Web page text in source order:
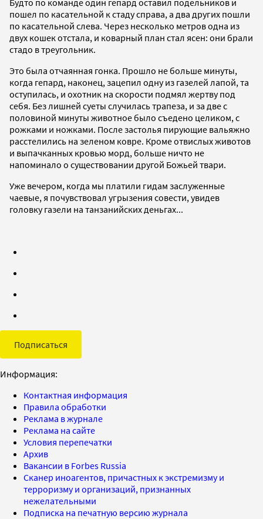
пошел по касательной к стаду справа, а два других пошли
по касательной слева. Через несколько метров одна из
двух кошек отстала, и коварный план стал ясен: они брали
стадо в треугольник.
Это была отчаянная гонка. Прошло не больше минуты,
когда гепард, наконец, зацепил одну из газелей лапой, та
оступилась, и охотник на скорости подмял жертву под
себя. Без лишней суеты случилась трапеза, и за две с
половиной минуты животное было съедено целиком, с
рожками и ножками. После застолья пирующие вальяжно
расстелились на зеленом ковре. Кроме отвислых животов
и выпачканных кровью морд, больше ничто не
напоминало о существовании другой Божьей твари.
Уже вечером, когда мы платили гидам заслуженные
чаевые, я почувствовал угрызения совести, увидев
головку газели на танзанийских деньгах...
Подписаться
Информация:
Контактная информация
Правила обработки
Реклама в журнале
Реклама на сайте
Условия перепечатки
Архив
Вакансии в Forbes Russia
Сканер иноагентов, причастных к экстремизму и
терроризму и организаций, признанных
нежелательными
Подписка на печатную версию журнала